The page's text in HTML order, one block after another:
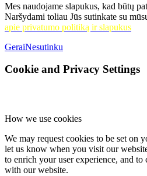
Mes naudojame slapukus, kad būtų
Naršydami toliau Jūs sutinkate su
apie privatumo politiką ir slapukus
GeraiNesutinku
Cookie and Privacy Settings
How we use cookies
We may request cookies to be set on
let us know when you visit our
to enrich your user experience, and
with our website.